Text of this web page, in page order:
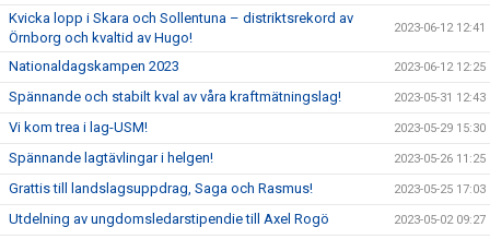
Kvicka lopp i Skara och Sollentuna – distriktsrekord av
Örnborg och kvaltid av Hugo!
2023-06-12 12:41
Nationaldagskampen 2023 2023-06-12 12:25
Spännande och stabilt kval av våra kraftmätningslag! 2023-05-31 12:43
Vi kom trea i lag-USM! 2023-05-29 15:30
Spännande lagtävlingar i helgen! 2023-05-26 11:25
Grattis till landslagsuppdrag, Saga och Rasmus! 2023-05-25 17:03
Utdelning av ungdomsledarstipendie till Axel Rogö 2023-05-02 09:27